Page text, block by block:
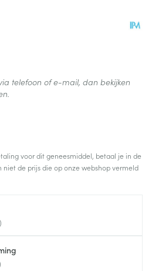
voor dit geneesmiddel, betaal je in de
de prijs die op onze webshop vermeld
telefoon of e-mail, dan bekijken